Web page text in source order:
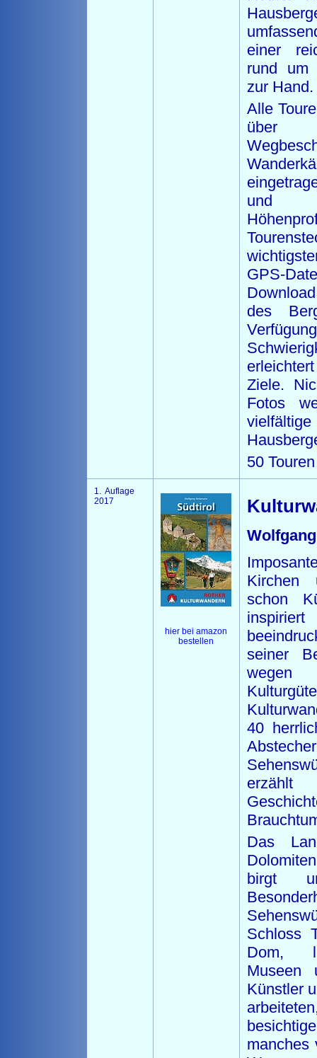
einer
rund um
zur Hand.
Alle
über
und
GPS-
des
Ziele.
Fotos
50 Touren
1. Auflage
2017
hier bei amazon
bestellen
Kirchen
schon
seiner
wegen
40
erzählt
Das
birgt
Schloss
Dom,
Museen
Künstler
manches